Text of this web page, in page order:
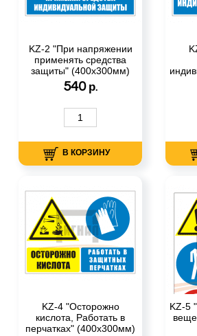
KZ-2 "При напряжении
применять средства
защиты" (400х300мм)
540 р.
В КОРЗИНУ
KZ-4 "Осторожно
кислота, Работать в
перчатках" (400х300мм)
KZ-5